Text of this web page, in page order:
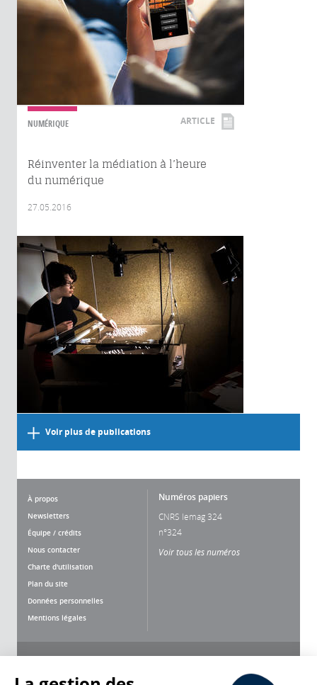
NUMÉRIQUE ARTICLE
Réinventer la médiation à l’heure
du numérique
27.05.2016
Voir plus de publications
À propos
Newsletters
Équipe / crédits
Nous contacter
Charte d'utilisation
Plan du site
Données personnelles
Mentions légales
Numéros papiers
CNRS lemag 324
n°324
Voir tous les numéros